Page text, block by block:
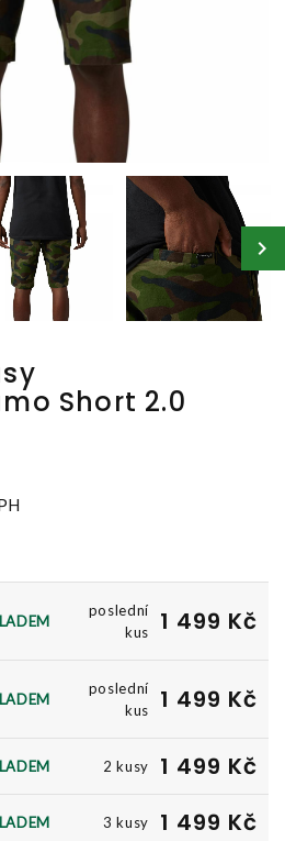
Short 2.0
poslední
kus
1 499 Kč
poslední
kus
1 499 Kč
2 kusy 1 499 Kč
3 kusy 1 499 Kč